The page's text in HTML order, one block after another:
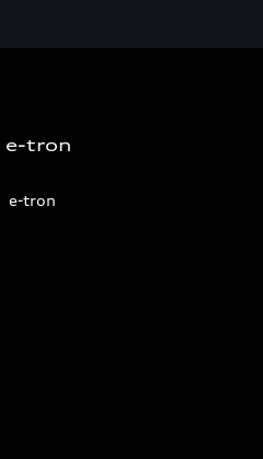
e-tron
e-tron